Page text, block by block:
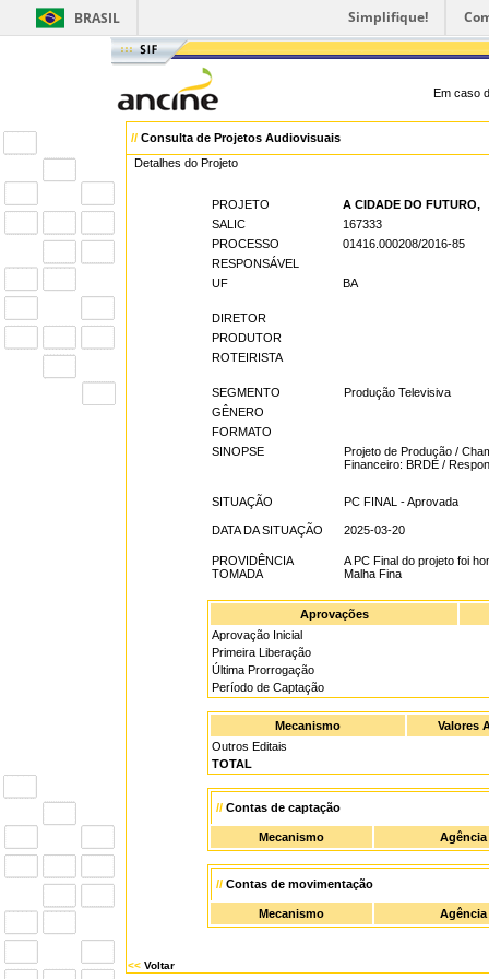
BRASIL Simplifique!
Em caso
// Consulta de Projetos Audiovisuais
Detalhes do Projeto
PROJETO
A CIDADE DO FUTURO,
SALIC
167333
PROCESSO
01416.000208/2016-85
RESPONSÁVEL
UF
BA
DIRETOR
PRODUTOR
ROTEIRISTA
SEGMENTO
Produção Televisiva
GÊNERO
FORMATO
SINOPSE
Projeto de Produção /
Financeiro: BRDE /
SITUAÇÃO PC FINAL - Aprovada
DATA DA SITUAÇÃO 2025-03-20
PROVIDÊNCIA
TOMADA
A PC Final do projeto foi
Malha Fina
Aprovações
Aprovação Inicial
Primeira Liberação
Última Prorrogação
Período de Captação
Mecanismo
Valores
Outros Editais
TOTAL
// Contas de captação
Mecanismo Agência
// Contas de movimentação
Mecanismo Agência
<< Voltar